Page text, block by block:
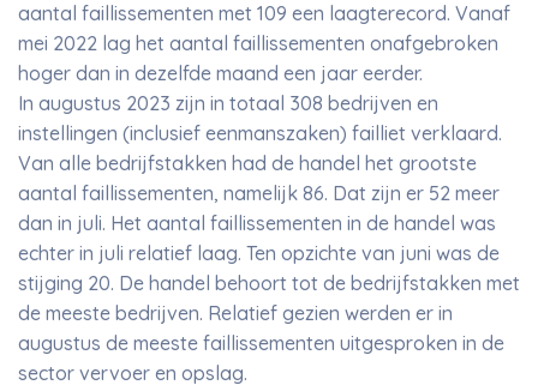
aantal faillissementen met 109 een laagterecord. Vanaf
mei 2022 lag het aantal faillissementen onafgebroken
hoger dan in dezelfde maand een jaar eerder.
In augustus 2023 zijn in totaal 308 bedrijven en
instellingen (inclusief eenmanszaken) failliet verklaard.
Van alle bedrijfstakken had de handel het grootste
aantal faillissementen, namelijk 86. Dat zijn er 52 meer
dan in juli. Het aantal faillissementen in de handel was
echter in juli relatief laag. Ten opzichte van juni was de
stijging 20. De handel behoort tot de bedrijfstakken met
de meeste bedrijven. Relatief gezien werden er in
augustus de meeste faillissementen uitgesproken in de
sector vervoer en opslag.